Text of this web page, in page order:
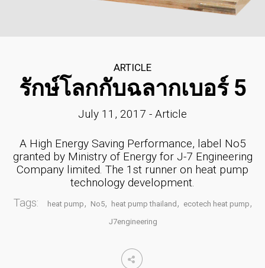
11
11
JULY
COP กับ COPT
คนไทยได้ประโยชน์อะไรกับ
โครงการ TIEB
ARTICLE
รักษ์โลกกับฉลากเบอร์ 5
July 11, 2017 - Article
A High Energy Saving Performance, label No5
granted by Ministry of Energy for J-7 Engineering
Company limited. The 1st runner on heat pump
technology development.
Tags:
heat pump , No5, heat pump thailand , ecotech heat pump ,
J7engineering